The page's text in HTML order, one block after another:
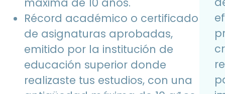
Récord académico o certificado
de asignaturas aprobadas,
emitido por la institución de
educación superior donde
realizaste tus estudios, con una